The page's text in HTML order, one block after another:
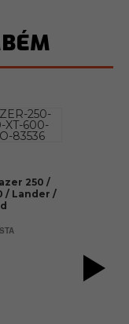
250 /
/ Lander /